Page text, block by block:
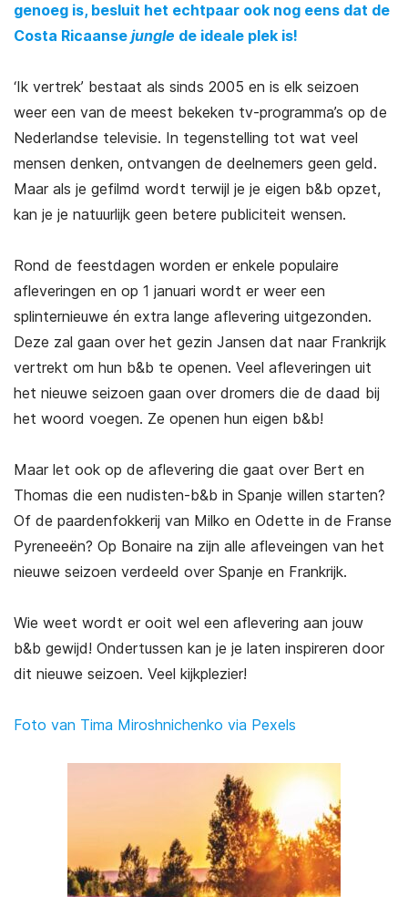
genoeg is, besluit het echtpaar ook nog eens dat de
Costa Ricaanse jungle de ideale plek is!
‘Ik vertrek’ bestaat als sinds 2005 en is elk seizoen
weer een van de meest bekeken tv-programma’s op de
Nederlandse televisie. In tegenstelling tot wat veel
mensen denken, ontvangen de deelnemers geen geld.
Maar als je gefilmd wordt terwijl je je eigen b&b opzet,
kan je je natuurlijk geen betere publiciteit wensen.
Rond de feestdagen worden er enkele populaire
afleveringen en op 1 januari wordt er weer een
splinternieuwe én extra lange aflevering uitgezonden.
Deze zal gaan over het gezin Jansen dat naar Frankrijk
vertrekt om hun b&b te openen. Veel afleveringen uit
het nieuwe seizoen gaan over dromers die de daad bij
het woord voegen. Ze openen hun eigen b&b!
Maar let ook op de aflevering die gaat over Bert en
Thomas die een nudisten-b&b in Spanje willen starten?
Of de paardenfokkerij van Milko en Odette in de Franse
Pyreneeën? Op Bonaire na zijn alle afleveingen van het
nieuwe seizoen verdeeld over Spanje en Frankrijk.
Wie weet wordt er ooit wel een aflevering aan jouw
b&b gewijd! Ondertussen kan je je laten inspireren door
dit nieuwe seizoen. Veel kijkplezier!
Foto van Tima Miroshnichenko via Pexels